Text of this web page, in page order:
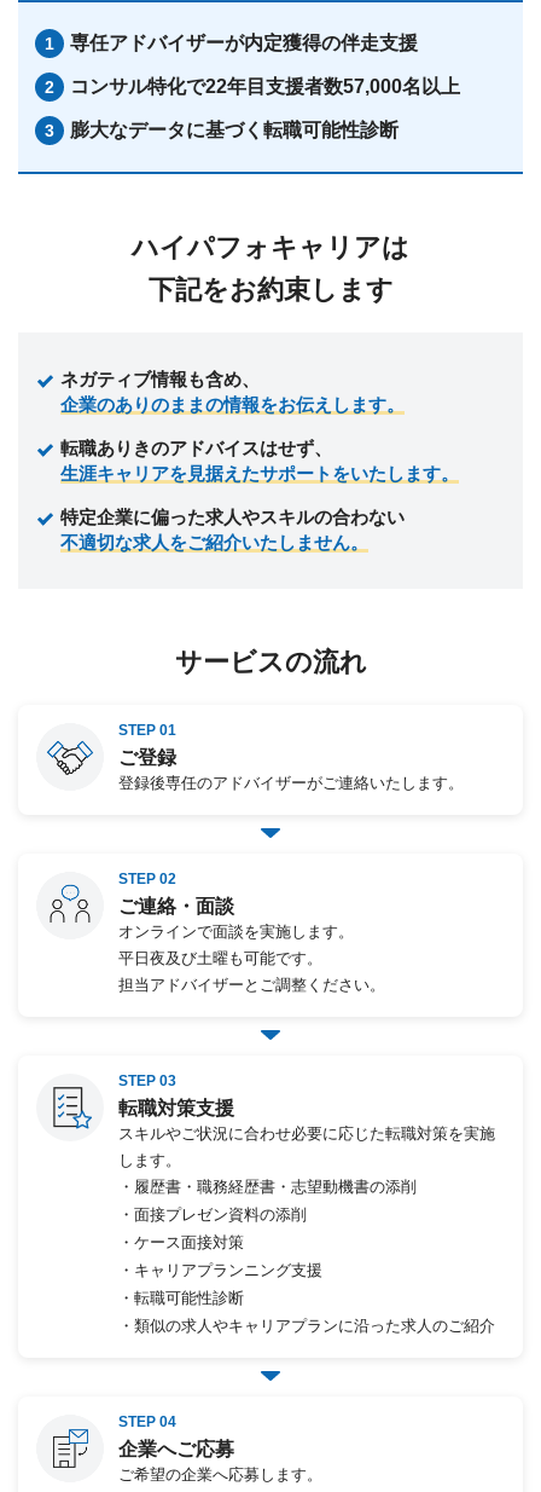
専任アドバイザーが内定獲得の伴走支援
コンサル特化で22年目 支援者数57,000名以上
膨大なデータに基づく転職可能性診断
ハイパフォキャリアは
下記をお約束します
ネガティブ情報も含め、
企業のありのままの情報をお伝えします。
転職ありきのアドバイスはせず、
生涯キャリアを見据えたサポートをいたします。
特定企業に偏った求人やスキルの合わない
不適切な求人をご紹介いたしません。
サービスの流れ
STEP 01
ご登録
登録後専任のアドバイザーがご連絡いたします。
STEP 02
ご連絡・面談
オンラインで面談を実施します。
平日夜及び土曜も可能です。
担当アドバイザーとご調整ください。
STEP 03
転職対策支援
スキルやご状況に合わせ必要に応じた転職対策を実施
します。
・履歴書・職務経歴書・志望動機書の添削
・面接プレゼン資料の添削
・ケース面接対策
・キャリアプランニング支援
・転職可能性診断
・類似の求人やキャリアプランに沿った求人のご紹介
STEP 04
企業へご応募
ご希望の企業へ応募します。